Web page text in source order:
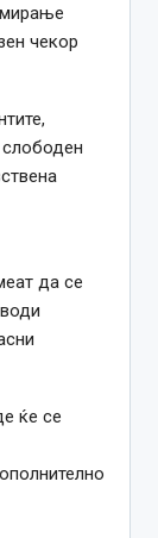
чекор
да се
ќе се